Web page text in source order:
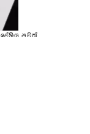
දේශිය පුවත්